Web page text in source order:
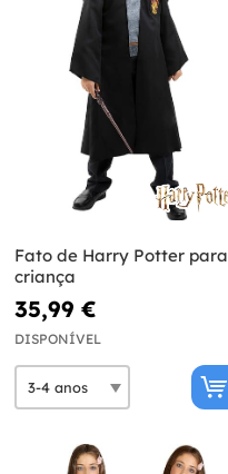
Fato de Harry Potter para
criança
35,99 €
DISPONÍVEL